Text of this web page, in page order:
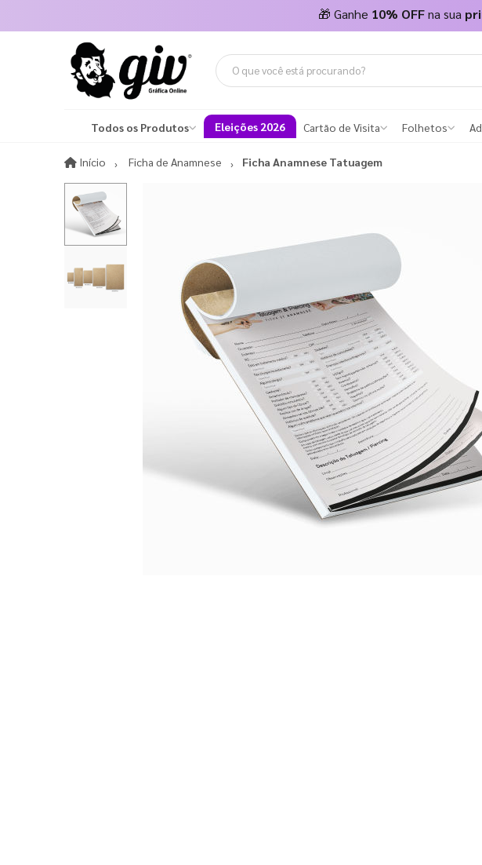
🎁 Ganhe 10% OFFna sua
Todos os Produtos Eleições 2026 Cartão de Visita Folhetos
Início InícioFicha de Anamnese Ficha Anamnese Tatuagem